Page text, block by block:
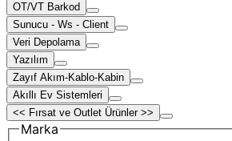
OT/VT Barkod
Sunucu - Ws - Client
Veri Depolama
Yazılım
Zayıf Akım-Kablo-Kabin
Akıllı Ev Sistemleri
<< Fırsat ve Outlet Ürünler >>
Marka